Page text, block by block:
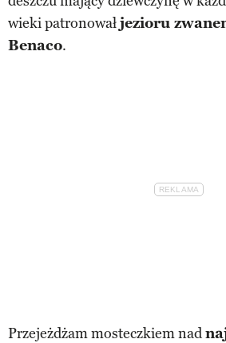
wieki patronowałjezioru
Benaco.
Przejeżdżam mosteczkiem nad